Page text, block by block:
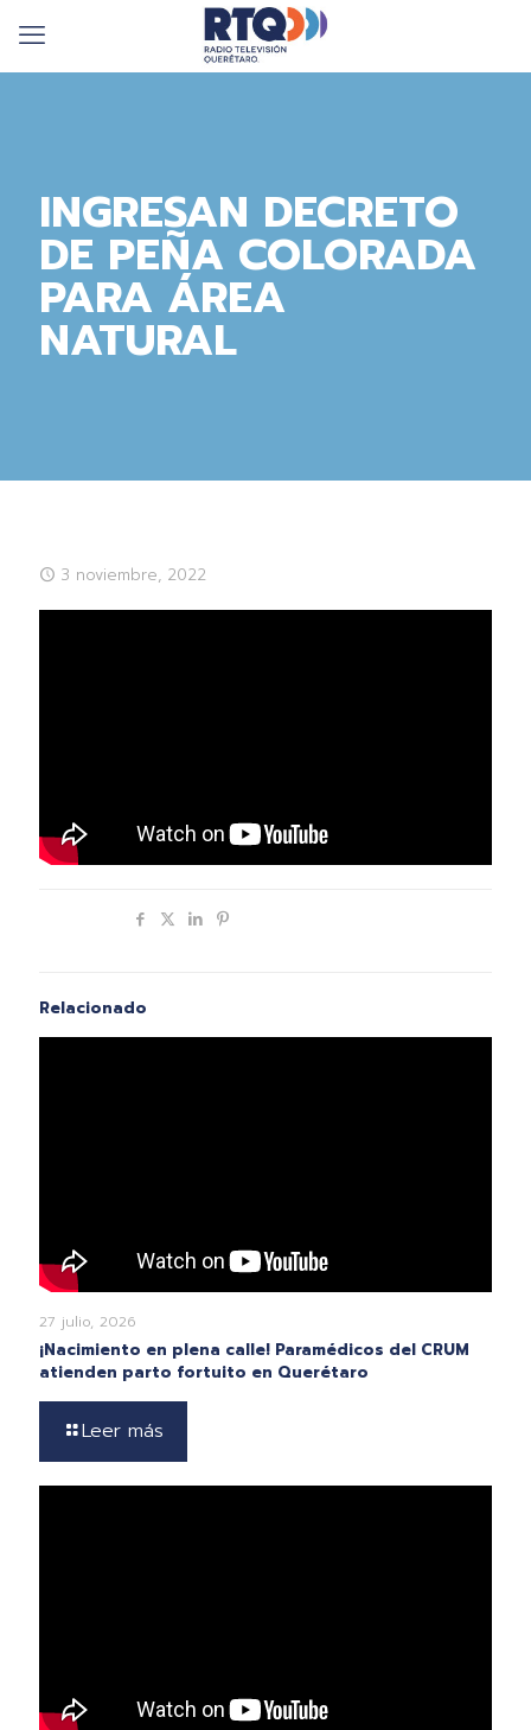
INGRESAN DECRETO
DE PEÑA COLORADA
PARA ÁREA
NATURAL
3 noviembre, 2022
Relacionado
27 julio, 2026
¡Nacimiento en plena calle! Paramédicos del CRUM
atienden parto fortuito en Querétaro
Leer más